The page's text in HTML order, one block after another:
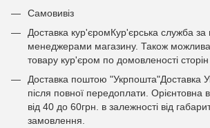
Самовивіз
Доставка кур'єромКур'єрська служба
менеджерами магазину. Також
товару кур'єром по домовленості сторін
Доставка поштою "Укрпошта"Доставка
після повної передоплати. Орієнтовна
від 40 до 60грн. в залежності від
замовлення.